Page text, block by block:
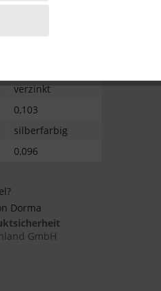
verzinkt
0,103
silberfarbig
0,096
Dorma
GmbH